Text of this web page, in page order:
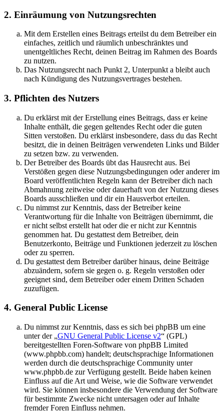
2. Einräumung von Nutzungsrechten
Mit dem Erstellen eines Beitrags erteilst du dem Betreiber ein
einfaches, zeitlich und räumlich unbeschränktes und
unentgeltliches Recht, deinen Beitrag im Rahmen des Boards
zu nutzen.
Das Nutzungsrecht nach Punkt 2, Unterpunkt a bleibt auch
nach Kündigung des Nutzungsvertrages bestehen.
3. Pflichten des Nutzers
Du erklärst mit der Erstellung eines Beitrags, dass er keine
Inhalte enthält, die gegen geltendes Recht oder die guten
Sitten verstoßen. Du erklärst insbesondere, dass du das Recht
besitzt, die in deinen Beiträgen verwendeten Links und Bilder
zu setzen bzw. zu verwenden.
Der Betreiber des Boards übt das Hausrecht aus. Bei
Verstößen gegen diese Nutzungsbedingungen oder anderer im
Board veröffentlichten Regeln kann der Betreiber dich nach
Abmahnung zeitweise oder dauerhaft von der Nutzung dieses
Boards ausschließen und dir ein Hausverbot erteilen.
Du nimmst zur Kenntnis, dass der Betreiber keine
Verantwortung für die Inhalte von Beiträgen übernimmt, die
er nicht selbst erstellt hat oder die er nicht zur Kenntnis
genommen hat. Du gestattest dem Betreiber, dein
Benutzerkonto, Beiträge und Funktionen jederzeit zu löschen
oder zu sperren.
Du gestattest dem Betreiber darüber hinaus, deine Beiträge
abzuändern, sofern sie gegen o. g. Regeln verstoßen oder
geeignet sind, dem Betreiber oder einem Dritten Schaden
zuzufügen.
4. General Public License
Du nimmst zur Kenntnis, dass es sich bei phpBB um eine
unter der „GNU General Public License v2“ (GPL)
bereitgestellten Foren-Software von phpBB Limited
(www.phpbb.com) handelt; deutschsprachige Informationen
werden durch die deutschsprachige Community unter
www.phpbb.de zur Verfügung gestellt. Beide haben keinen
Einfluss auf die Art und Weise, wie die Software verwendet
wird. Sie können insbesondere die Verwendung der Software
für bestimmte Zwecke nicht untersagen oder auf Inhalte
fremder Foren Einfluss nehmen.